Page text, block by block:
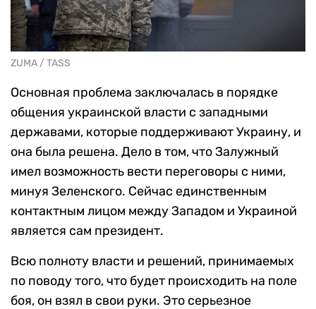
ZUMA / TASS
Основная проблема заключалась в порядке
общения украинской власти с западными
державами, которые поддерживают Украину, и
она была решена. Дело в том, что Залужный
имел возможность вести переговоры с ними,
минуя Зеленского. Сейчас единственным
контактным лицом между Западом и Украиной
является сам президент.
Всю полноту власти и решений, принимаемых
по поводу того, что будет происходить на поле
боя, он взял в свои руки. Это серьезное